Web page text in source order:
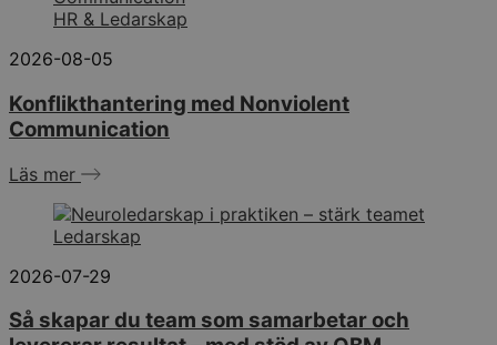
HR & Ledarskap
2026-08-05
Konflikthantering med Nonviolent
Communication
Läs mer
Ledarskap
2026-07-29
Så skapar du team som samarbetar och